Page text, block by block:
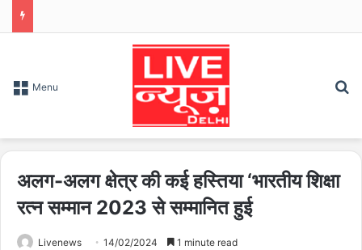
Menu
अलग-अलग क्षेत्र की कई हस्तिया ‘भारतीय शिक्षा
रत्न सम्मान 2023 से सम्मानित हुई
Livenews 14/02/2024 1 minute read